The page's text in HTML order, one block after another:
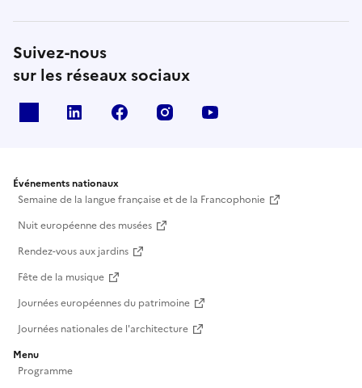
Suivez-nous
sur les réseaux sociaux
Linkedin Facebook Instagram
Événements nationaux
Semaine de la langue française et de la Francophonie
Nuit européenne des musées
Rendez-vous aux jardins
Fête de la musique
Journées européennes du patrimoine
Journées nationales de l'architecture
Menu
Programme